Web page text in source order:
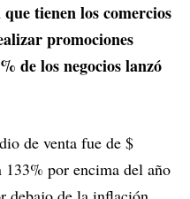
tienen los comercios
promociones
de los negocios lanzó
de venta fue de $
por encima del año